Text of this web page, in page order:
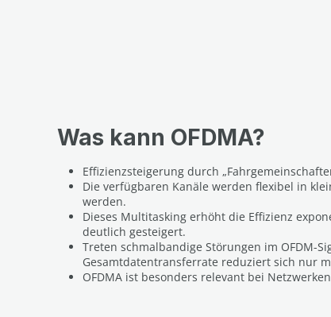
Was kann OFDMA?
Effizienzsteigerung durch
Die verfügbaren Kanäle werden flexibel in
werden.
Dieses Multitasking erhöht die Effizienz
deutlich gesteigert.
Treten schmalbandige Störungen im OFDM-
Gesamtdatentransferrate reduziert sich nur
OFDMA ist besonders relevant bei